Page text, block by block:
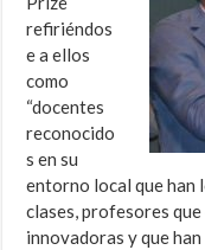
refiriéndos
e a ellos
como
“docentes
reconocido
s en su
entorno local que han
clases, profesores
innovadoras y que